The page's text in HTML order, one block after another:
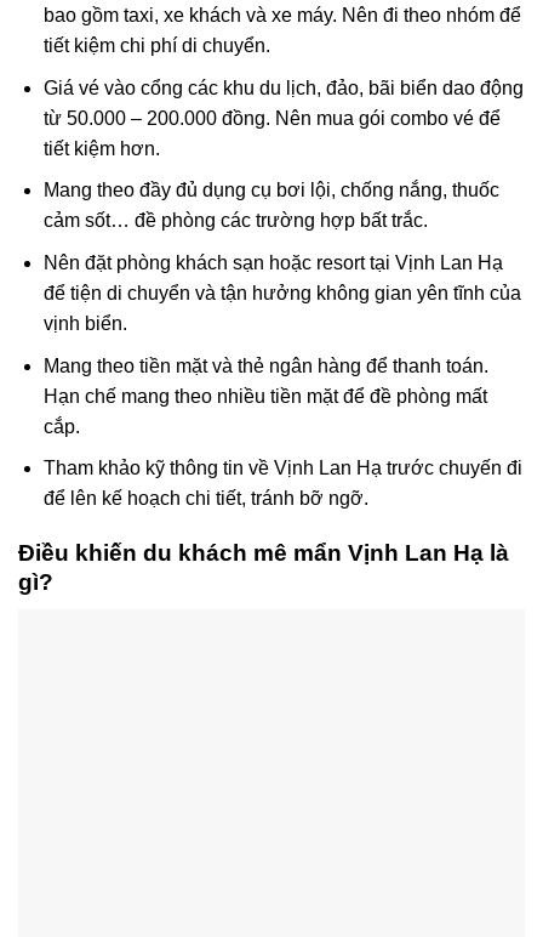
bao gồm taxi, xe khách và xe máy. Nên đi theo nhóm để
tiết kiệm chi phí di chuyển.
Giá vé vào cổng các khu du lịch, đảo, bãi biển dao động
từ 50.000 – 200.000 đồng. Nên mua gói combo vé để
tiết kiệm hơn.
Mang theo đầy đủ dụng cụ bơi lội, chống nắng, thuốc
cảm sốt… đề phòng các trường hợp bất trắc.
Nên đặt phòng khách sạn hoặc resort tại Vịnh Lan Hạ
để tiện di chuyển và tận hưởng không gian yên tĩnh của
vịnh biển.
Mang theo tiền mặt và thẻ ngân hàng để thanh toán.
Hạn chế mang theo nhiều tiền mặt để đề phòng mất
cắp.
Tham khảo kỹ thông tin về Vịnh Lan Hạ trước chuyến đi
để lên kế hoạch chi tiết, tránh bỡ ngỡ.
Điều khiến du khách mê mẩn Vịnh Lan Hạ là
gì?